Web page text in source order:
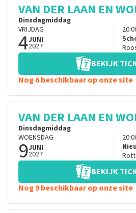
VAN DER LAAN EN
Dinsdagmiddag
VRIJDAG
4JUNI
2027
BEKIJK
Nog 6 beschikbaar op onze site
VAN DER LAAN EN
Dinsdagmiddag
WOENSDAG
9JUNI
2027
BEKIJK
Nog 9 beschikbaar op onze site